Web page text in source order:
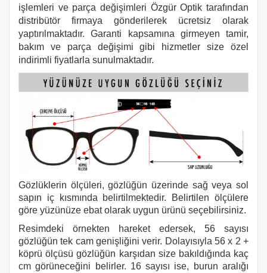
işlemleri ve parça değişimleri Özgür Optik tarafından
distribütör firmaya gönderilerek ücretsiz olarak
yaptırılmaktadır. Garanti kapsamına girmeyen tamir,
bakım ve parça değişimi gibi hizmetler size özel
indirimli fiyatlarla sunulmaktadır.
Gözlüklerin ölçüleri, gözlüğün üzerinde sağ veya sol
sapın iç kısmında belirtilmektedir. Belirtilen ölçülere
göre yüzünüze ebat olarak uygun ürünü seçebilirsiniz.
Resimdeki örnekten hareket edersek, 56 sayısı
gözlüğün tek cam genişliğini verir. Dolayısıyla 56 x 2 +
köprü ölçüsü gözlüğün karşıdan size bakıldığında kaç
cm görüneceğini belirler. 16 sayısı ise, burun aralığı